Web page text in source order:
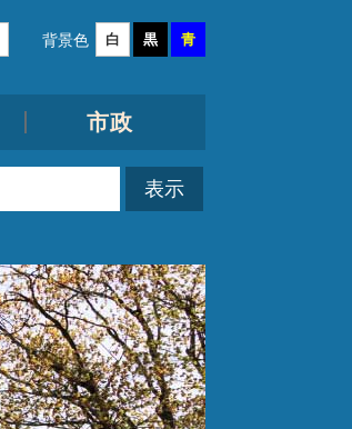
背景色 白 黒 青
市政